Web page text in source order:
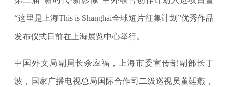
“这里是上海This is Shanghai全球短片征集计划”优秀作品
发布仪式日前在上海展览中心举行。
中国外文局副局长余应福，上海市委宣传部副部长丁
波，国家广播电视总局国际合作司二级巡视员董廷燕，